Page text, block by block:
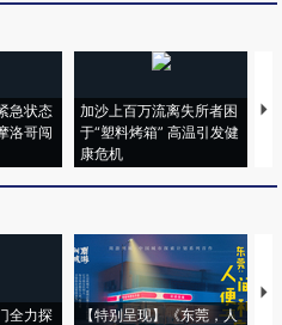
急状态
洛哥闯
加沙上百万流离失所者困
于“塑料烤箱” 高温引发健
康危机
全力探
【特别呈现】《东莞，人